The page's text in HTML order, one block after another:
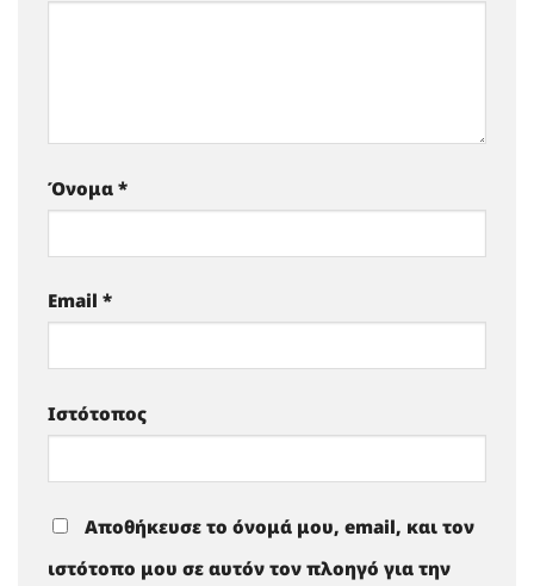
Όνομα *
Email *
Ιστότοπος
Αποθήκευσε το όνομά μου, email, και τον
ιστότοπο μου σε αυτόν τον πλοηγό για την